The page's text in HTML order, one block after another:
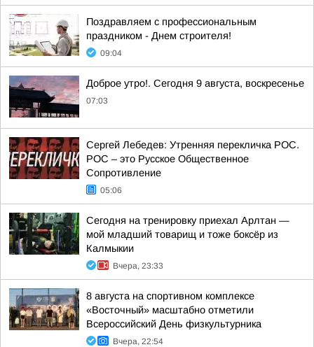
Поздравляем с профессиональным
праздником - Днем строителя!
09:04
Доброе утро!. Сегодня 9 августа, воскресенье
07:03
Сергей Лебедев: Утренняя перекличка РОС.
РОС – это Русское Общественное
Сопротивление
05:06
Сегодня на тренировку приехал Арлтан —
мой младший товарищ и тоже боксёр из
Калмыкии
Вчера, 23:33
8 августа на спортивном комплексе
«Восточный» масштабно отметили
Всероссийский День физкультурника
Вчера, 22:54